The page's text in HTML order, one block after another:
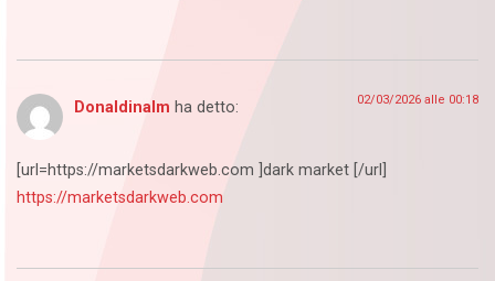
Donaldinalm ha detto: 02/03/2026 alle 00:18
[url=https://marketsdarkweb.com ]dark market [/url]
https://marketsdarkweb.com